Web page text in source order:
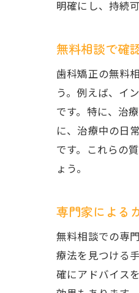
明確にし、持続
無料相談で確
歯科矯正の無料
う。例えば、イ
です。特に、治
に、治療中の日
です。これらの
ょう。
専門家による
無料相談での専
療法を見つける
確にアドバイス